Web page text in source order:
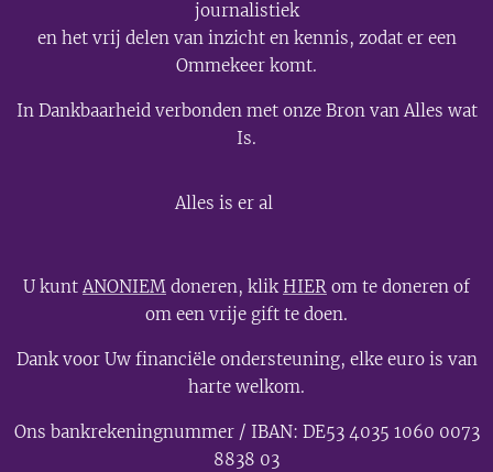
journalistiek
en het vrij delen van inzicht en kennis, zodat er een
Ommekeer komt.
In Dankbaarheid verbonden met onze Bron van Alles wat
Is.
Alles is er al
U kuntANONIEM doneren, klikHIER om te doneren of
om een vrije gift te doen.
Dank voor Uw financiële ondersteuning, elke euro is van
harte welkom.
Ons bankrekeningnummer / IBAN: DE53 4035 1060 0073
8838 03